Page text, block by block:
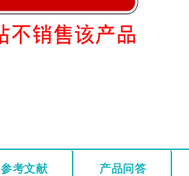
参考文献 产品问答